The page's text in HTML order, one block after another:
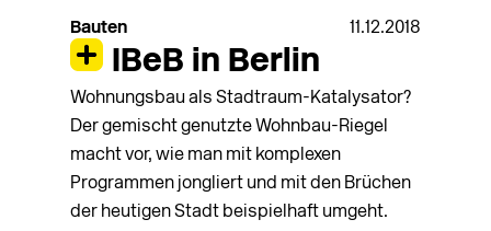
Bauten 11.12.2018
IBeB in Berlin
Wohnungsbau als Stadtraum-Katalysator?
Der gemischt genutzte Wohnbau-Riegel
macht vor, wie man mit komplexen
Programmen jongliert und mit den Brüchen
der heu­tigen Stadt beispielhaft umgeht.